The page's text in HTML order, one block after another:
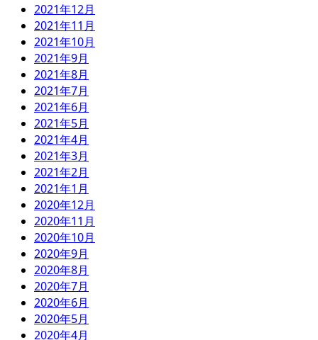
2021年12月
2021年11月
2021年10月
2021年9月
2021年8月
2021年7月
2021年6月
2021年5月
2021年4月
2021年3月
2021年2月
2021年1月
2020年12月
2020年11月
2020年10月
2020年9月
2020年8月
2020年7月
2020年6月
2020年5月
2020年4月